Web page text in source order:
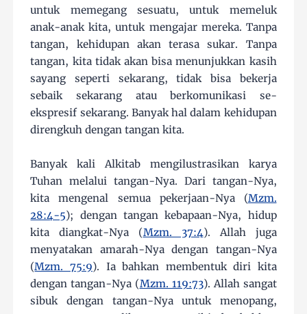
untuk memegang sesuatu, untuk memeluk
anak-anak kita, untuk mengajar mereka. Tanpa
tangan, kehidupan akan terasa sukar. Tanpa
tangan, kita tidak akan bisa menunjukkan kasih
sayang seperti sekarang, tidak bisa bekerja
sebaik sekarang atau berkomunikasi se-
ekspresif sekarang. Banyak hal dalam kehidupan
direngkuh dengan tangan kita.
Banyak kali Alkitab mengilustrasikan karya
Tuhan melalui tangan-Nya. Dari tangan-Nya,
kita mengenal semua pekerjaan-Nya (Mzm.
28:4-5); dengan tangan kebapaan-Nya, hidup
kita diangkat-Nya (Mzm. 37:4). Allah juga
menyatakan amarah-Nya dengan tangan-Nya
(Mzm. 75:9). Ia bahkan membentuk diri kita
dengan tangan-Nya (Mzm. 119:73). Allah sangat
sibuk dengan tangan-Nya untuk menopang,